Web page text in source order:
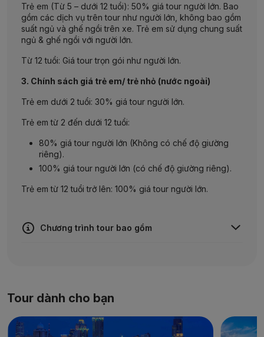
Trẻ em (Từ 5 – dưới 12 tuổi): 50% giá tour người lớn. Bao
gồm các dịch vụ trên tour như người lớn, không bao gồm
suất ngủ và ghế ngồi trên xe. Trẻ em sử dụng chung suất
ngủ & ghế ngồi với người lớn.
Từ 12 tuổi: Giá tour trọn gói như người lớn.
3. Chính sách giá trẻ em/ trẻ nhỏ (nước ngoài)
Trẻ em dưới 2 tuổi: 30% giá tour người lớn.
Trẻ em từ 2 đến dưới 12 tuổi:
80% giá tour người lớn (Không có chế độ giường
riêng).
100% giá tour người lớn (có chế độ giường riêng).
Trẻ em từ 12 tuổi trở lên: 100% giá tour người lớn.
Chương trình tour bao gồm
chương trình.
Khách sạn tiêu chuẩn
có nhu cầu bố trí thêm giường riêng hoặc sử dụng
phòng đơn, vui lòng thông báo khi đăng ký tour và
Tour dành cho bạn